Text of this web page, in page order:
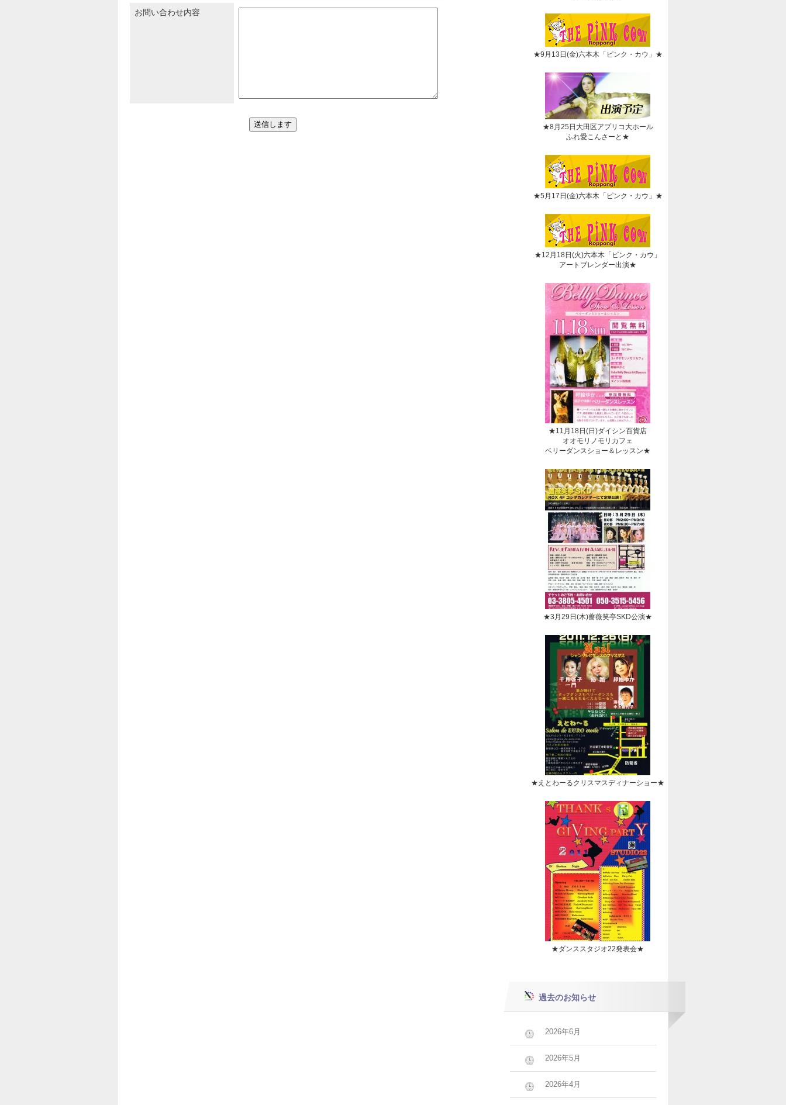
お問い合わせ内容
★9月13日(金)六本木「ピンク・カウ」★
★8月25日大田区アプリコ大ホール
ふれ愛こんさーと★
★5月17日(金)六本木「ピンク・カウ」★
★12月18日(火)六本木「ピンク・カウ」
アートブレンダー出演★
★11月18日(日)ダイシン百貨店
オオモリノモリカフェ
ベリーダンスショー＆レッスン★
★3月29日(木)薔薇笑亭SKD公演★
★えとわーるクリスマスディナーショー★
★ダンススタジオ22発表会★
過去のお知らせ
2026年6月
2026年5月
2026年4月